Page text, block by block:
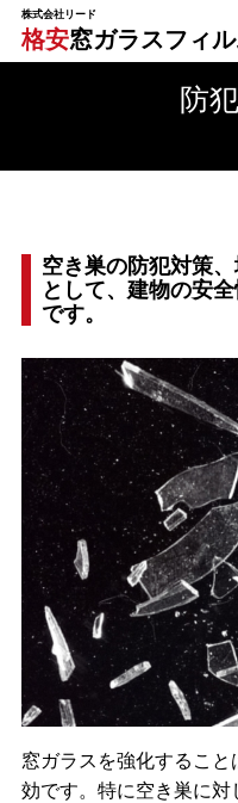
株式会社リード
格安窓ガラスフィ
防
空き巣の防犯対策
として、建物の安
です。
窓ガラスを強化するこ
効です。特に空き巣に対